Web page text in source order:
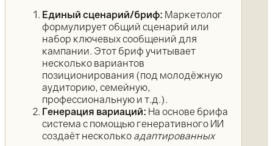
Единый сценарий/бриф: Маркетолог
формулирует общий сценарий или
набор ключевых сообщений для
кампании. Этот бриф учитывает
несколько вариантов
позиционирования (под молодёжную
аудиторию, семейную,
профессиональную и т.д.).
Генерация вариаций: На основе брифа
система с помощью генеративного ИИ
создаёт несколько адаптированных